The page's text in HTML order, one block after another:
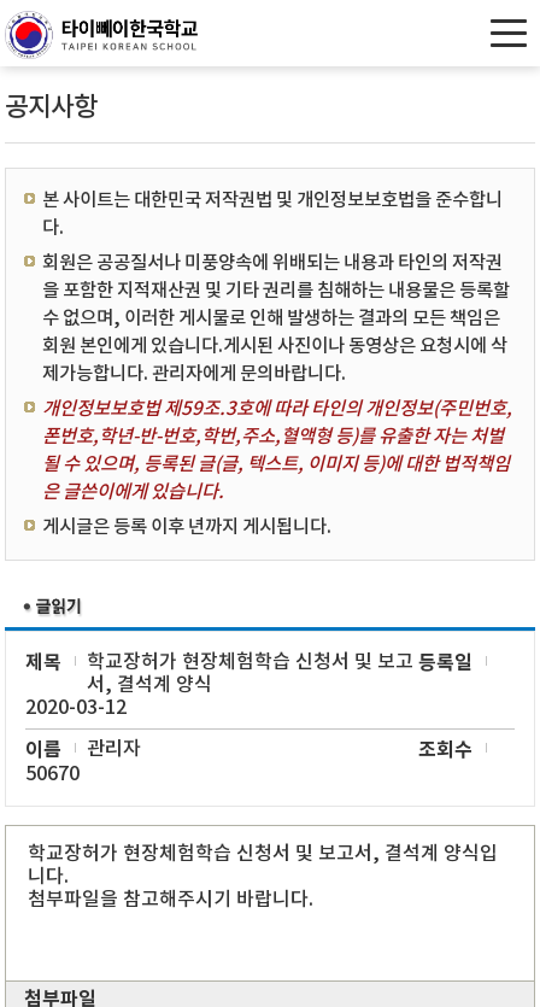
공지사항
본 사이트는 대한민국 저작권법 및 개인정보보호법을 준수합니
다.
회원은 공공질서나 미풍양속에 위배되는 내용과 타인의 저작권
을 포함한 지적재산권 및 기타 권리를 침해하는 내용물은 등록할
수 없으며, 이러한 게시물로 인해 발생하는 결과의 모든 책임은
회원 본인에게 있습니다.게시된 사진이나 동영상은 요청시에 삭
제가능합니다. 관리자에게 문의바랍니다.
개인정보보호법 제59조.3호에 따라 타인의 개인정보(주민번호,
폰번호,학년-반-번호,학번,주소,혈액형 등)를 유출한 자는 처벌
될 수 있으며, 등록된 글(글, 텍스트, 이미지 등)에 대한 법적책임
은 글쓴이에게 있습니다.
게시글은 등록 이후 년까지 게시됩니다.
제목
학교장허가 현장체험학습 신청서 및 보고
서, 결석계 양식
등록일
2020-03-12
이름 관리자 조회수
50670
학교장허가 현장체험학습 신청서 및 보고서, 결석계 양식입
니다.
첨부파일을 참고해주시기 바랍니다.
첨부파일